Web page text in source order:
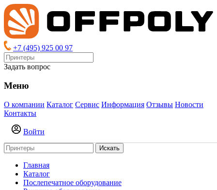
+7 (495) 925 00 97
Задать вопрос
Меню
О компании Каталог Сервис Информация Отзывы Новости
Контакты
Войти
Искать
Главная
Каталог
Послепечатное оборудование